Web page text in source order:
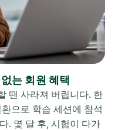
는 회원 혜택
땐 사라져 버립니다. 한
으로 학습 세션에 참석
. 몇 달 후, 시험이 다가